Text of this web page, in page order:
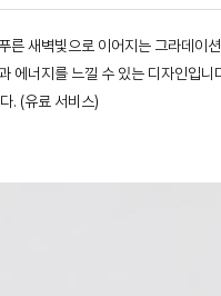
새벽빛으로 이어지는 그라데이
에너지를 느낄 수 있는 디자인입니
. (유료 서비스)